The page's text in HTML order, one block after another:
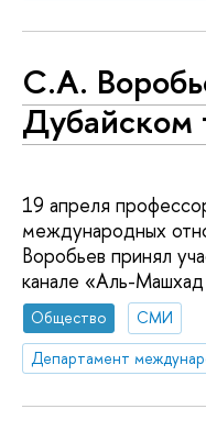
С.А.
Дубайском
19 апреля
международных
Воробьев принял
канале «Аль-
Общество
СМИ